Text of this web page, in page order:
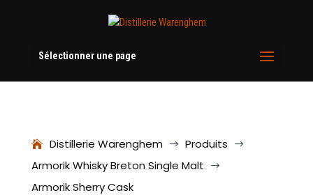
Sélectionner une page
Distillerie Warenghem $ Produits $
Armorik Whisky Breton Single Malt $
Armorik Sherry Cask